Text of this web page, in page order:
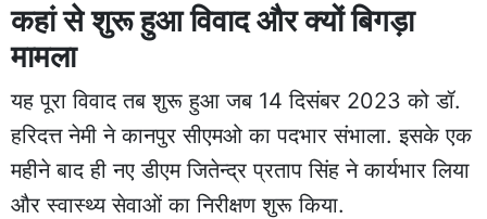
कहां से शुरू हुआ विवाद और क्यों बिगड़ा
मामला
यह पूरा विवाद तब शुरू हुआ जब 14 दिसंबर 2023 को डॉ.
हरिदत्त नेमी ने कानपुर सीएमओ का पदभार संभाला. इसके एक
महीने बाद ही नए डीएम जितेन्द्र प्रताप सिंह ने कार्यभार लिया
और स्वास्थ्य सेवाओं का निरीक्षण शुरू किया.